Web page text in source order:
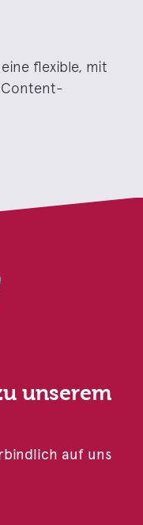
flexible, mit
Content-
unserem
auf uns